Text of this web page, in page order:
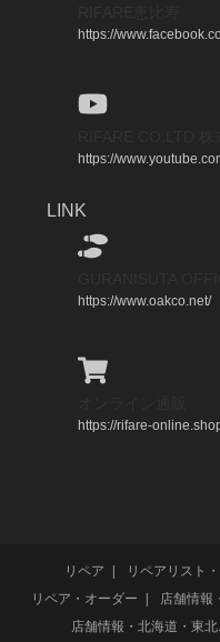
https://
https://
LINK
https://www.oakco.net/
https://rifare-
リペア
リペアリスト
リペア・オーダー
店舗情報
店舗情報・北海道・東